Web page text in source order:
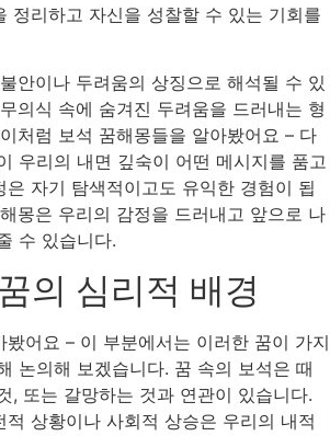
정리하고 자신을 성찰할 수 있는 기회를
안이나 두려움의 상징으로 해석될 수 있
의식 속에 숨겨진 두려움을 드러내는 형
처럼 보석 꿈해몽들을 알아봤어요 – 다
우리의 내면 깊숙이 어떤 메시지를 품고
은 자기 탐색적이고도 유익한 경험이 됩
몽은 우리의 감정을 드러내고 앞으로 나
수 있습니다.
의 심리적 배경
봤어요 – 이 부분에서는 이러한 꿈이 가지
논의해 보겠습니다. 꿈 속의 보석은 때
, 또는 갈망하는 것과 연관이 있습니다.
적 상황이나 사회적 상승은 우리의 내적